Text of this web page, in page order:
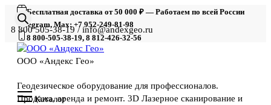
Бесплатная доставка от 50 000 ₽ — Работаем по всей России
Telegram, Max: +7 952-249-81-98
8 800-505-38-19, 8 812-426-32-56
8 800 505-38-19 / info@andexgeo.ru
ООО «Андекс Гео»
Геодезическое оборудование для профессионалов.
Продажа, аренда и ремонт. 3D Лазерное сканирование и
Каталог